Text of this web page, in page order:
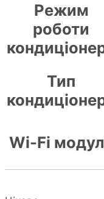
Режим
роботи
Тип
Wi-Fi